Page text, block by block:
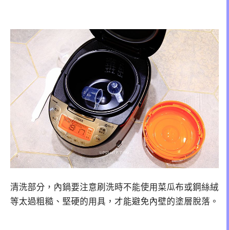
清洗部分，內鍋要注意刷洗時不能使用菜瓜布或鋼絲絨
等太過粗糙、堅硬的用具，才能避免內壁的塗層脫落。